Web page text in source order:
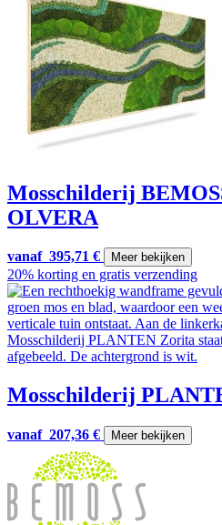
Mosschilderij
OLVERA
vanaf 395,71 € Meer bekijken
20% korting en gratis verzending
Mosschilderij
vanaf 207,36 € Meer bekijken